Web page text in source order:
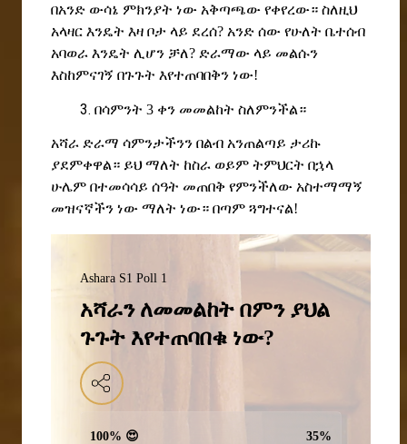
በአንድ ውሳኔ ምክንያት ነው አቅጣጫው የቀየረው። ስለዚህ
አላዛር እንዴት እዛ ቦታ ላይ ደረሰ? አንድ ሰው የሁለት ቤተሰብ
አባወራ እንዴት ሊሆን ቻለ? ድራማው ላይ መልሱን
እስከምናገኝ በጉጉት እየተጠባበቅን ነው!
በሳምንት 3 ቀን መመልከት ስለምንችል።
አሻራ ድራማ ሳምንታችንን በልብ አንጠልጣይ ታሪኩ
ያደምቀዋል። ይህ ማለት ከስራ ወይም ትምህርት በኋላ
ሁሌም በተመሳሳይ ሰዓት መጠበቅ የምንችለው አስተማማኝ
መዝናኛችን ነው ማለት ነው። በጣም ጓግተናል!
Ashara S1 Poll 1
አሻራን ለመመልከት በምን ያህል
ጉጉት እየተጠባበቁ ነው?
100% 😍 35%